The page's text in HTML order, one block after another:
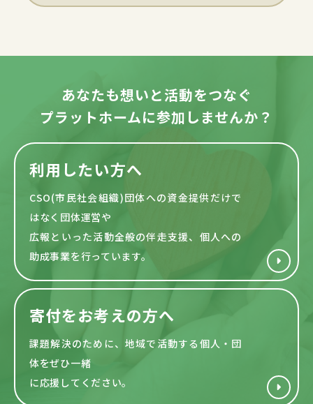
あなたも想いと活動をつなぐ
プラットホームに参加しませんか？
利用したい方へ
CSO(市民社会組織)団体への資金提供だけで
はなく団体運営や
広報といった活動全般の伴走支援、個人への
助成事業を行っています。
寄付をお考えの方へ
課題解決のために、地域で活動する 個人・団
体をぜひ一緒
に応援してください。